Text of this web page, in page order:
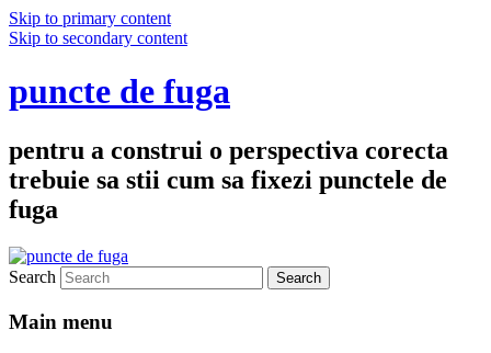
Skip to primary content
Skip to secondary content
puncte de fuga
pentru a construi o perspectiva corecta
trebuie sa stii cum sa fixezi punctele de
fuga
Search
Main menu